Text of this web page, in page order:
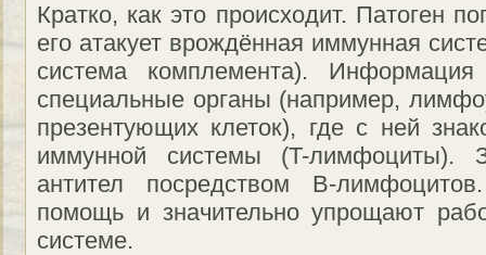
Кратко, как это происходит. Патоген
его атакует врождённая иммунная
система комплемента).
специальные органы (например,
презентующих клеток), где с ней
иммунной системы (T-лимфоциты).
антител посредством B-
помощь и значительно упрощают
системе.